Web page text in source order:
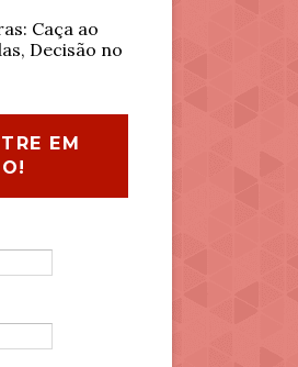
Caça ao
Decisão no
EM